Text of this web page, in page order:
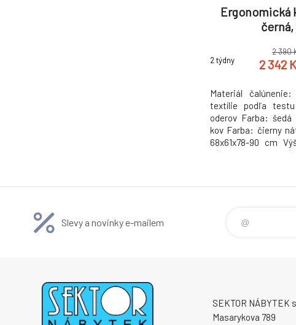
Ergonomická
černá,
2 týdny
2 390
2 342
Materiál
textílie podľa
oderov Farba:
kov Farba: čierny
68x61x78-90 cm
Slevy a novinky e-mailem
SEKTOR NÁBYTEK
Masarykova 789